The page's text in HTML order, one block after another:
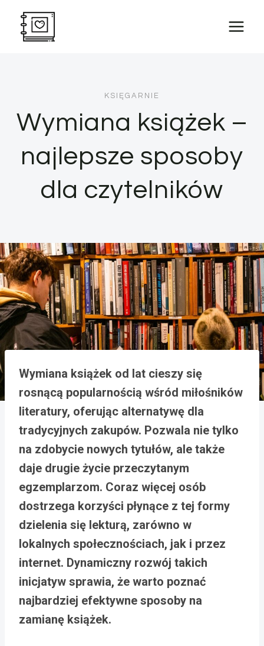
Przejdź
treści
KSIĘGARNIE
Wymiana książek –
najlepsze sposoby
dla czytelników
Wymiana książek od lat cieszy się
rosnącą popularnością wśród miłośników
literatury, oferując alternatywę dla
tradycyjnych zakupów. Pozwala nie tylko
na zdobycie nowych tytułów, ale także
daje drugie życie przeczytanym
egzemplarzom. Coraz więcej osób
dostrzega korzyści płynące z tej formy
dzielenia się lekturą, zarówno w
lokalnych społecznościach, jak i przez
internet. Dynamiczny rozwój takich
inicjatyw sprawia, że warto poznać
najbardziej efektywne sposoby na
zamianę książek.